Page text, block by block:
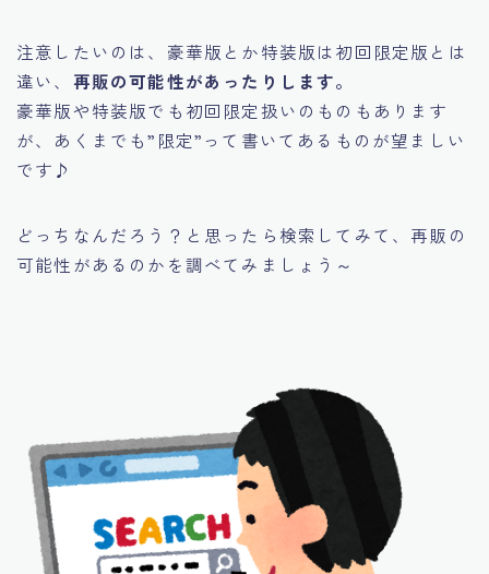
注意したいのは、 豪華版 とか特装版は初回限定版とは
違い、 再販の可能性があったりします。
豪華版や特装版でも初回限定扱いのものもあります
が、あくまでも”限定”って書いてあるものが望ましい
です♪
どっちなんだろう？と思ったら検索してみて、再販の
可能性があるのかを調べてみましょう～